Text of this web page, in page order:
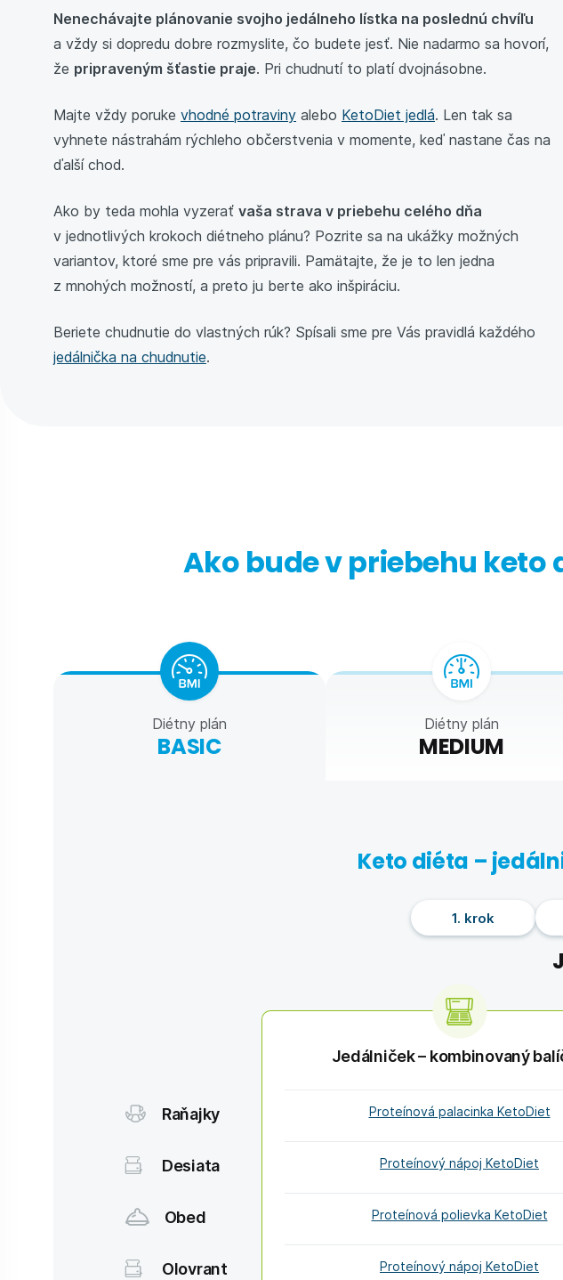
Nenechávajte plánovanie svojho jedálneho lístka na poslednú chvíľu
a vždy si dopredu dobre rozmyslite, čo budete jesť. Nie nadarmo sa hovorí,
že pripraveným šťastie praje. Pri chudnutí to platí dvojnásobne.
Majte vždy poruke vhodné potraviny alebo KetoDiet jedlá. Len tak sa
vyhnete nástrahám rýchleho občerstvenia v momente, keď nastane čas na
ďalší chod.
Ako by teda mohla vyzerať vaša strava v priebehu celého dňa
v jednotlivých krokoch diétneho plánu? Pozrite sa na ukážky možných
variantov, ktoré sme pre vás pripravili. Pamätajte, že je to len jedna
z mnohých možností, a preto ju berte ako inšpiráciu.
Beriete chudnutie do vlastných rúk? Spísali sme pre Vás pravidlá každého
jedálnička na chudnutie.
Ako bude v priebehu
Diétny plán
BASIC
Diétny plán
MEDIUM
Keto diéta –
1. krok
Jedálniček – kombinovaný
Raňajky Proteínová palacinka KetoDiet
Desiata Proteínový nápoj KetoDiet
Obed Proteínová polievka KetoDiet
Olovrant Proteínový nápoj KetoDiet